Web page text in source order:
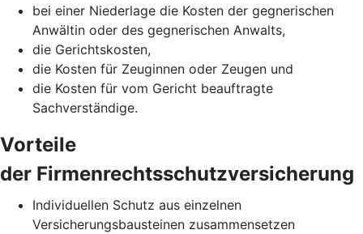
bei einer Niederlage die Kosten der gegnerischen
Anwältin oder des gegnerischen Anwalts,
die Gerichtskosten,
die Kosten für Zeuginnen oder Zeugen und
die Kosten für vom Gericht beauftragte
Sachverständige.
Vorteile
der Firmenrechtsschutzversicherung
Individuellen Schutz aus einzelnen
Versicherungsbausteinen zusammensetzen